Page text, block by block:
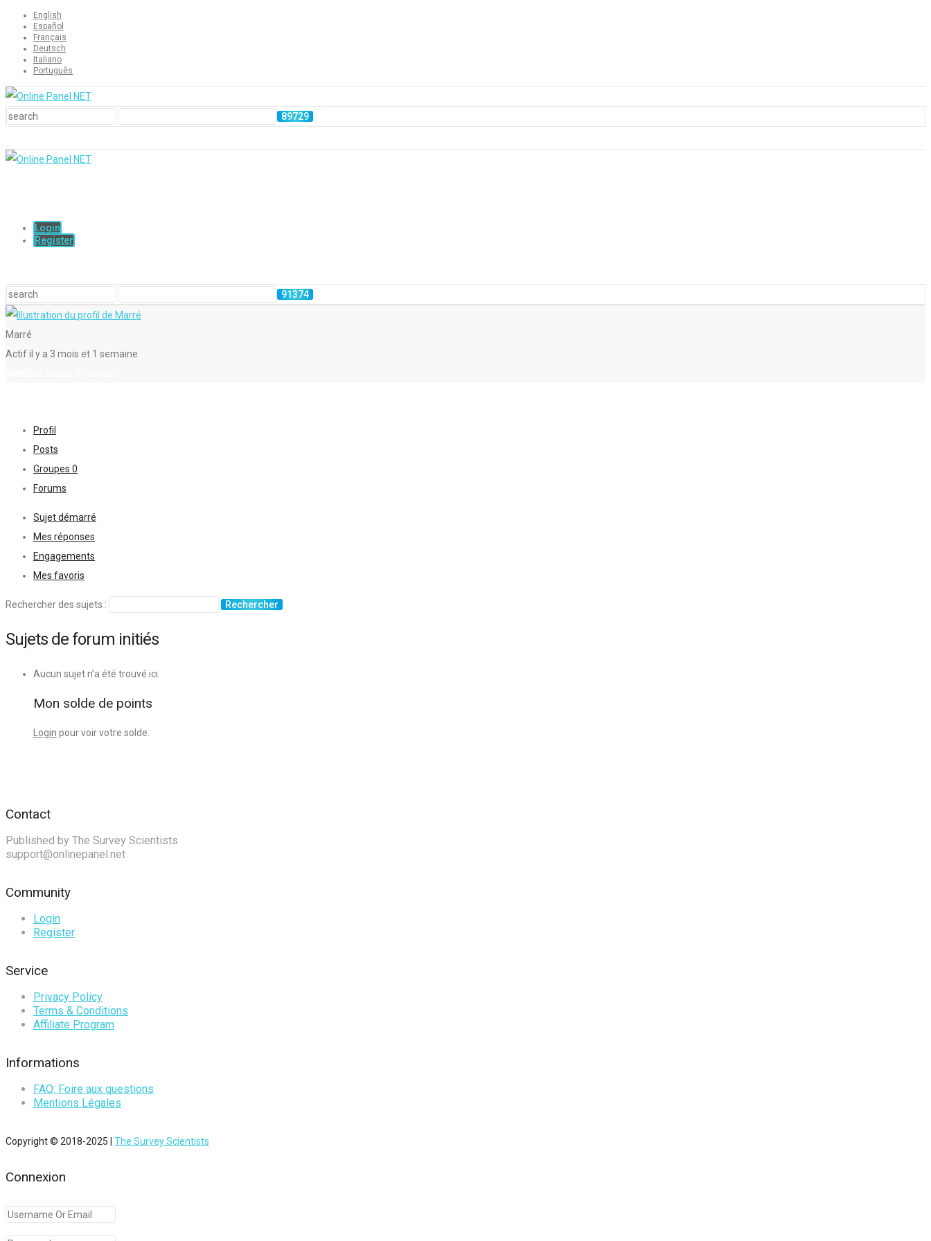
English
Español
Français
Deutsch
Italiano
Português
Login
Register
Marré
Actif il y a 3 mois et 1 semaine
Profil
Posts
Groupes 0
Forums
Sujet démarré
Mes réponses
Engagements
Mes favoris
Rechercher des sujets :
Sujets de forum initiés
Aucun sujet n’a été trouvé ici.
Mon solde de points
Login pour voir votre solde.
Contact
Published by The Survey Scientists
support@onlinepanel.net
Community
Login
Register
Service
Privacy Policy
Terms & Conditions
Affiliate Program
Informations
FAQ: Foire aux questions
Mentions Légales
Copyright © 2018-2025 | The Survey Scientists
Connexion